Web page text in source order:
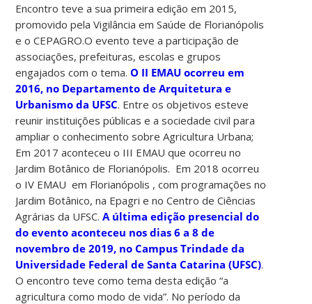
Encontro teve a sua primeira edição em 2015,
promovido pela Vigilância em Saúde de Florianópolis
e o CEPAGRO.O evento teve a participação de
associações, prefeituras, escolas e grupos
engajados com o tema.O II EMAU ocorreu em
2016, no Departamento de Arquitetura e
Urbanismo da UFSC. Entre os objetivos esteve
reunir instituições públicas e a sociedade civil para
ampliar o conhecimento sobre Agricultura Urbana;
Em 2017 aconteceu o III EMAU que ocorreu no
Jardim Botânico de Florianópolis. Em 2018 ocorreu
o IV EMAU em Florianópolis , com programações no
Jardim Botânico, na Epagri e no Centro de Ciências
Agrárias da UFSC.A última edição presencial do
do evento aconteceu nos dias 6 a 8 de
novembro de 2019, no Campus Trindade da
Universidade Federal de Santa Catarina (UFSC).
O encontro teve como tema desta edição “a
agricultura como modo de vida”. No período da